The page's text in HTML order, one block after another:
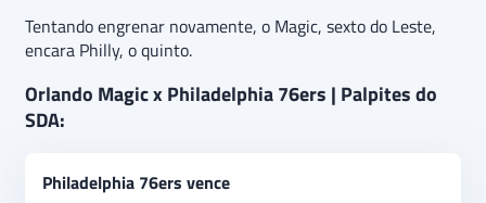
Tentando engrenar novamente, o Magic, sexto do Leste,
encara Philly, o quinto.
Orlando Magic x Philadelphia 76ers | Palpites do
SDA:
Philadelphia 76ers vence